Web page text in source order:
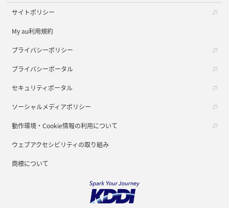
サイトポリシー
My au利用規約
プライバシーポリシー
プライバシーポータル
セキュリティポータル
ソーシャルメディアポリシー
動作環境・Cookie情報の利用について
ウェブアクセシビリティの取り組み
商標について